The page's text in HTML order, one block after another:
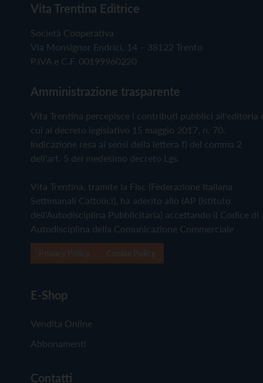
Vita Trentina Editrice
Società Cooperativa
Via Monsignor Endrici, 14 – 38122 Trento
P.IVA e C.F. 00199960220
Amministrazione trasparente
Vita Trentina percepisce i contributi pubblici all'editoria
cui al decreto legislativo 15 maggio 2017, n. 70.
Indicazione resa ai sensi della lettera f) del comma 2
dell'art. 5 del medesimo decreto Lgs.
Vita Trentina, tramite la Fisc (Federazione Italiana
Settimanali Cattolici), ha aderito allo IAP (Istituto
dell'Autodisciplina Pubblicitaria) accettando il Codice di
Autodisciplina della Comunicazione Commerciale
E-Shop
Vendita Online
Abbonamenti
Contatti